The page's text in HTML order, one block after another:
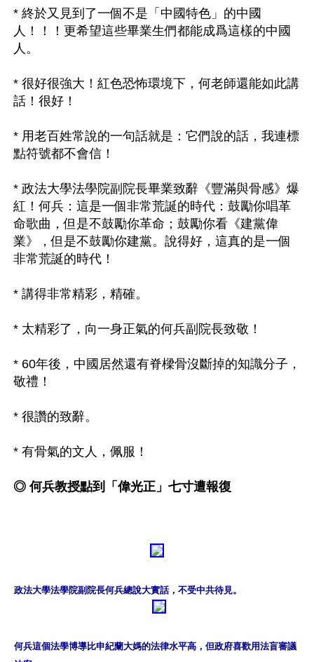
* 終於又見到了一個不是「中國特色」的中國
人！！！更希望這些畢業生們都能成爲這樣的中國
人。
* 很好很強大！紅色恐怖環境下，何老師還能如此講
話！很好！
* 用老百姓常說的一句話就是：它們說的話，我連標
點符號都不會信！
* 政法大學法學院副院長畢業致辭《豐滿與骨感》爆
紅！何兵：這是一個非常荒誕的時代：鼓勵你唱革
命歌曲，但是不鼓勵你革命；鼓勵你看《建黨偉
業》，但是不鼓勵你建黨。說得好，這真的是一個
非常荒誕的時代！
* 講得非常精彩，精確。
* 太精彩了，向一身正氣的何兵副院長致敬！
* 60年後，中國居然還有脊樑骨沒斷掉的知識分子，
敬禮！
* 很讚的致辭。
* 有骨氣的文人，佩服！
◎ 何兵教授點到「偉光正」七寸遭報復
政法大學法學院副院長何兵總說大實話，不受中共待見。
何兵這個法學博導比申紀蘭大媽的法律水平高，但政府喜歡用法盲審議